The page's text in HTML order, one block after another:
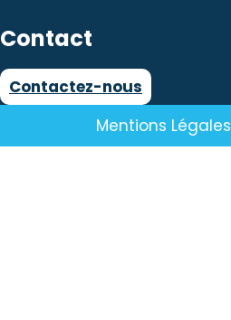
Contact
Contactez-nous
Mentions Légales